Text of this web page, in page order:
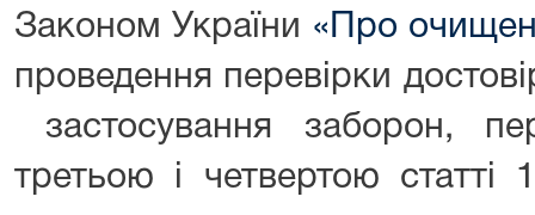
Законом України «Про
проведення перевірки
застосування заборон,
третьою і четвертою статті